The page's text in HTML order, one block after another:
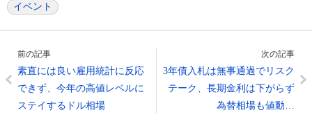
イベント
前の記事
素直には良い雇用統計に反応
できず、今年の高値レベルに
ステイするドル相場
次の記事
3年債入札は無事通過でリスク
テーク、長期金利は下がらず
為替相場も値動…